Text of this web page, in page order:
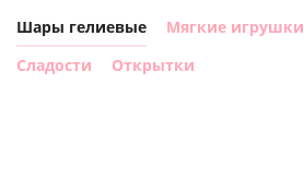
Шары гелиевые Мягкие игрушки
Сладости
Открытки